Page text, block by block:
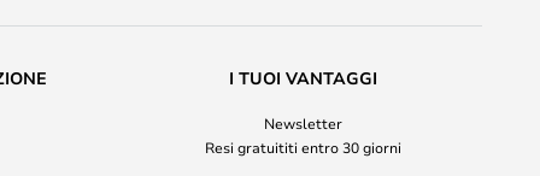
I TUOI VANTAGGI
Newsletter
Resi gratuititi entro 30 giorni